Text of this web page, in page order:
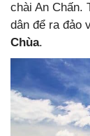
chài An Chấn.
dân để ra đảo
Chùa.